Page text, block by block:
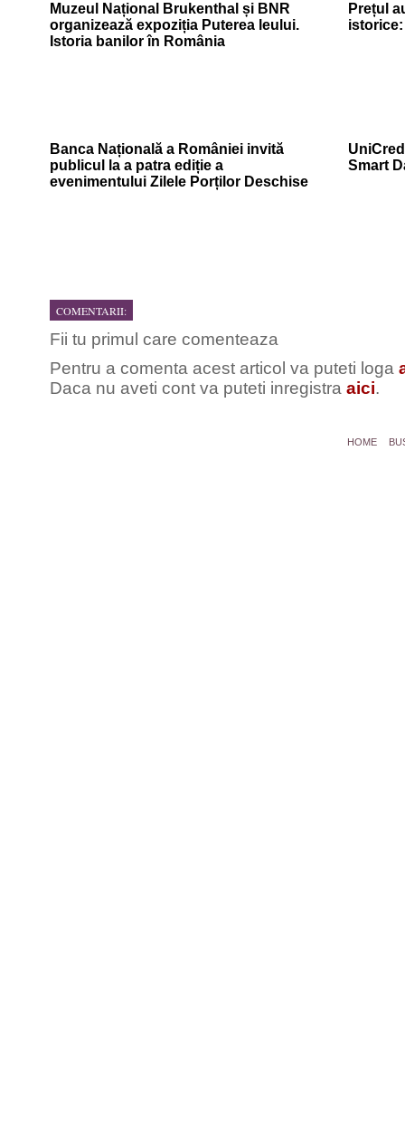
Muzeul Național Brukenthal și BNR
organizează expoziția Puterea leului.
Istoria banilor în România
Prețul
Banca Națională a României invită
publicul la a patra ediție a
evenimentului Zilele Porților Deschise
Smart
COMENTARII:
Fii tu primul care comenteaza
Pentru a comenta acest articol va puteti loga
Daca nu aveti cont va puteti inregistra aici.
HOME